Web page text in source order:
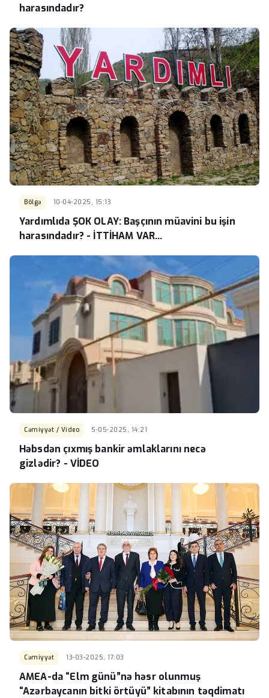
harasındadır?
Bölgə 10-04-2025, 15:13
Yardımlıda ŞOK OLAY: Başçının müavini bu işin
harasındadır? - İTTİHAM VAR...
Cəmiyyət / Video 5-05-2025, 14:21
Həbsdən çıxmış bankir əmlaklarını necə
gizlədir? - VİDEO
Cəmiyyət 13-03-2025, 17:03
AMEA-da “Elm günü”nə həsr olunmuş
“Azərbaycanın bitki örtüyü” kitabının təqdimatı